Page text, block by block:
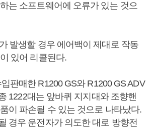
는 소프트웨어에 오류가 있는 것으
발생할 경우 에어백이 제대로 작동
있어 리콜된다.
판매한 R1200 GS와 R1200 GS ADV
1222대는 앞바퀴 지지대와 조향핸
이 파손될 수 있는 것으로 나타났다.
경우 운전자가 의도한 대로 방향전